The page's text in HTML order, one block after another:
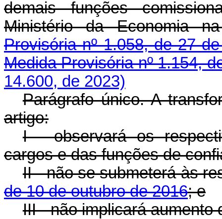
demais funções
Ministério da Economia
Provisória nº 1.058, de 27
Medida Provisória nº 1.154,
14.600, de 2023)
Parágrafo único. A
artigo:
I - observará os
cargos e das funções de
II - não se submeterá às
de 10 de outubro de 2016; e
III - não implicará aumento